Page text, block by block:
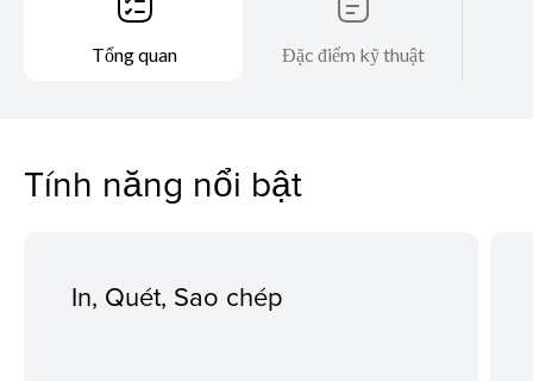
Tổng quan Đặc điểm kỹ thuật
Tính năng nổi bật
In, Quét, Sao chép